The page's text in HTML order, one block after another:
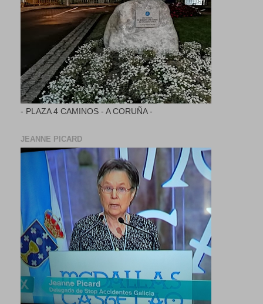
- PLAZA 4 CAMINOS - A CORUÑA -
JEANNE PICARD